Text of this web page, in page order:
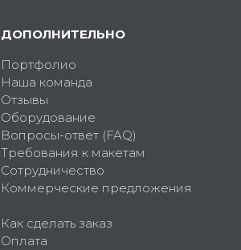
ДОПОЛНИТЕЛЬНО
Портфолио
Наша команда
Отзывы
Оборудование
Вопросы-ответ (FAQ)
Требования к макетам
Сотрудничество
Коммерческие предложения
Как сделать заказ
Оплата